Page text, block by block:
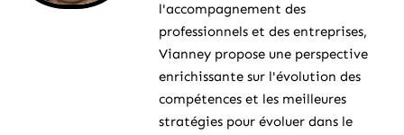
l'accompagnement des
professionnels et des entreprises,
Vianney propose une perspective
enrichissante sur l'évolution des
compétences et les meilleures
stratégies pour évoluer dans le